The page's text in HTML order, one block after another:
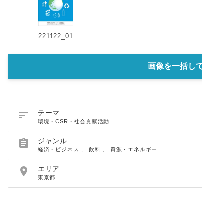
221122_01
画像を一括し
 テーマ
環境・CSR・社会貢献活動
 ジャンル
経済・ビジネス 飲料 資源・エネルギー
 エリア
東京都
Japanese